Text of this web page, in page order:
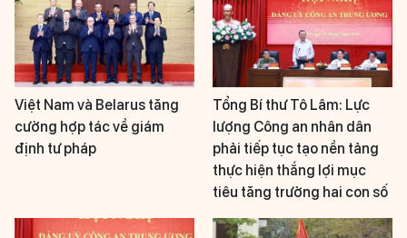
Việt Nam và Belarus tăng
cường hợp tác về giám
định tư pháp
Tổng Bí thư Tô Lâm: Lực
lượng Công an nhân dân
phải tiếp tục tạo nền tảng
thực hiện thắng lợi mục
tiêu tăng trưởng hai con số